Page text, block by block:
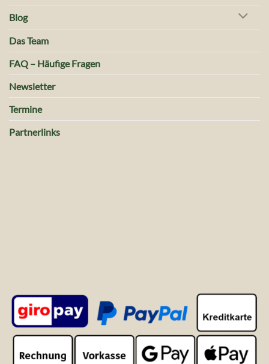
Blog
Das Team
FAQ – Häufige Fragen
Newsletter
Termine
Partnerlinks